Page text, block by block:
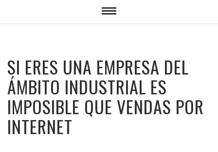
SI ERES UNA EMPRESA DEL
ÁMBITO INDUSTRIAL ES
IMPOSIBLE QUE VENDAS POR
INTERNET